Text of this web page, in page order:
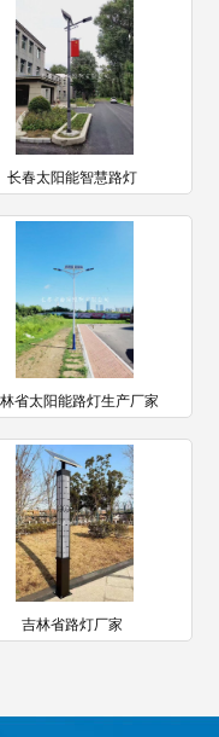
长春太阳能智慧路灯
省太阳能路灯生产厂家
吉林省路灯厂家